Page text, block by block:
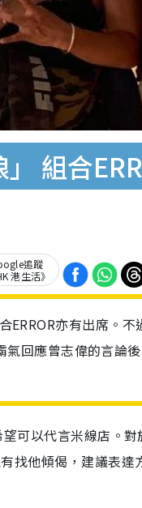
組合
追蹤
港生活》
ERROR亦有出席。不
氣回應曾志偉的言論
可以代言米線店。對
找他傾偈，建議表達